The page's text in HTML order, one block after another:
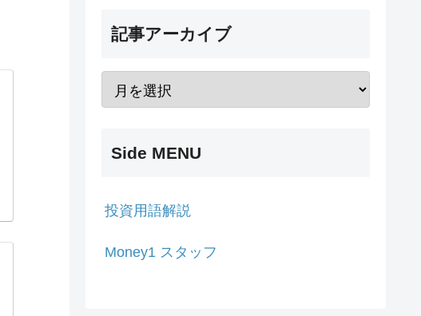
記事アーカイブ
Side MENU
投資用語解説
Money1 スタッフ